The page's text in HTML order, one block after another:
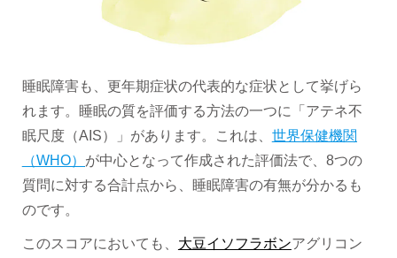
睡眠障害も、更年期症状の代表的な症状として挙げら
れます。睡眠の質を評価する方法の一つに「アテネ不
眠尺度（AIS）」があります。これは、 世界保健機関
（WHO） が中心となって作成された評価法で、8つの
質問に対する合計点から、睡眠障害の有無が分かるも
のです。
このスコアにおいても、 大豆イソフラボンアグリコン